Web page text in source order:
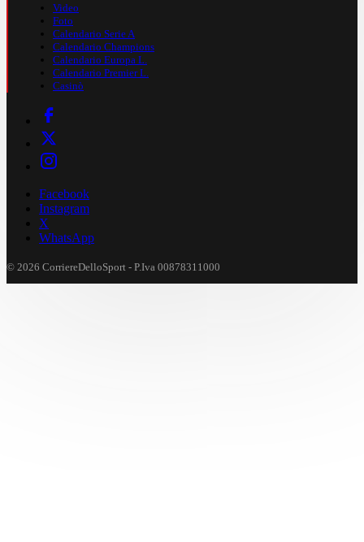
Video
Foto
Calendario Serie A
Calendario Champions
Calendario Europa L.
Calendario Premier L.
Casinò
Facebook
Instagram
X
WhatsApp
© 2026 CorriereDelloSport - P.Iva 00878311000